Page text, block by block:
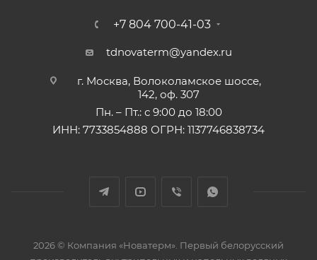
+7 804 700-41-03
tdnovaterm@yandex.ru
г. Москва, Волоколамское шоссе,
142, оф. 307
Пн. – Пт.: с 9:00 до 18:00
ИНН: 7733854888 ОГРН: 1137746838734
2026 © Компания «Новатерм». Первый белорусский